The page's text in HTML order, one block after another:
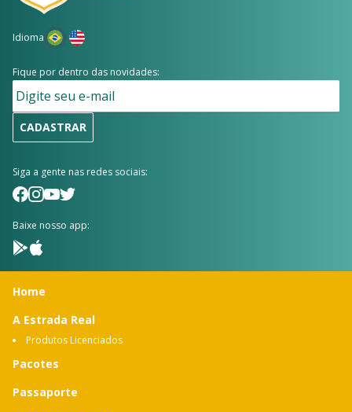
Idioma
Fique por dentro das novidades:
CADASTRAR
Siga a gente nas redes sociais:
Baixe nosso app:
Home
A Estrada Real
Produtos Licenciados
Pacotes
Passaporte